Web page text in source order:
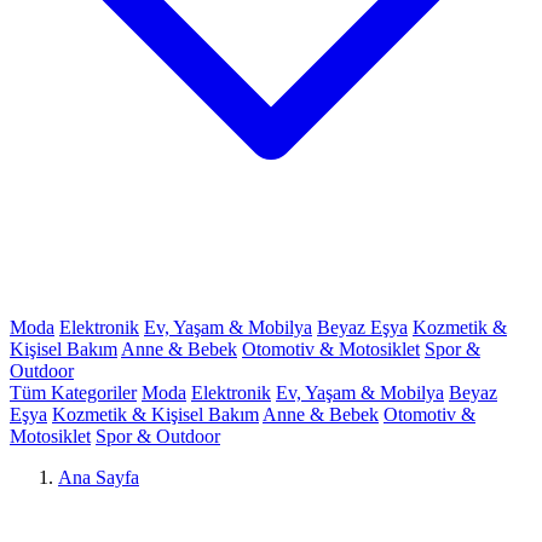
Moda Elektronik Ev, Yaşam & Mobilya Beyaz Eşya Kozmetik &
Kişisel Bakım Anne & Bebek Otomotiv & Motosiklet Spor &
Outdoor
Tüm Kategoriler Moda Elektronik Ev, Yaşam & Mobilya Beyaz
Eşya Kozmetik & Kişisel Bakım Anne & Bebek Otomotiv &
Motosiklet Spor & Outdoor
Ana Sayfa